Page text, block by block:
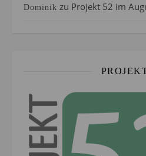
Dominik zu Projekt 52 im